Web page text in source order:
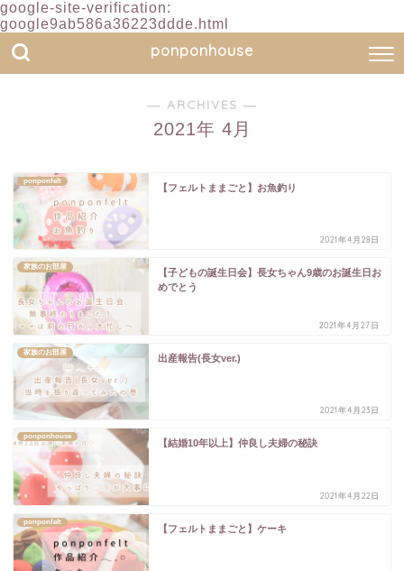
google-site-verification:
google9ab586a36223ddde.html
ponponhouse
― ARCHIVES ―
2021年 4月
ponponfelt
【フェルトままごと】お魚釣り
2021年4月28日
家族のお部屋
【子どもの誕生日会】長女ちゃん9歳のお誕生日お
めでとう
2021年4月27日
家族のお部屋
出産報告(長女ver.)
2021年4月23日
ponponhouse
【結婚10年以上】仲良し夫婦の秘訣
2021年4月22日
ponponfelt
【フェルトままごと】ケーキ